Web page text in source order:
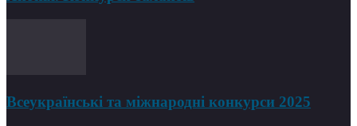
Всеукраїнські та міжнародні конкурси 2025